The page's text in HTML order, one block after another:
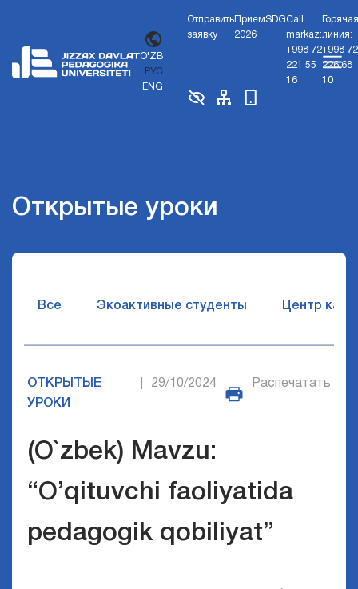
O'ZB
РУС
ENG
Отправить
заявку
Прием
2026
SDGCall
markaz:
+998 72
221 55
16
Горячая
линия:
+998 72
226 68
10
Открытые уроки
Все Экоактивные студенты Центр
ОТКРЫТЫЕ
УРОКИ
29/10/2024 Распечатать
(O`zbek) Mavzu:
“O’qituvchi faoliyatida
pedagogik qobiliyat”